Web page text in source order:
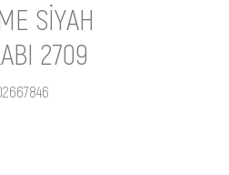
SIYAH
2709